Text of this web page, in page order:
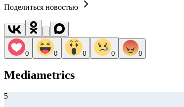
Поделиться новостью
0 0 0 0 0
Mediametrics
5